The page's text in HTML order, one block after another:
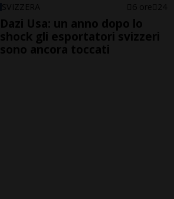
SVIZZERA 6 ore 24
Dazi Usa: un anno dopo lo
shock gli esportatori svizzeri
sono ancora toccati